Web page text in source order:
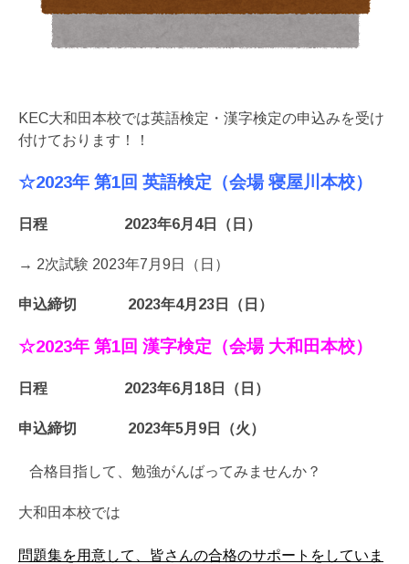
KEC大和田本校では英語検定・漢字検定の申込みを受け
付けております！！
☆2023年 第1回 英語検定（会場 寝屋川本校）
日程 2023年6月4日（日）
→ 2次試験 2023年7月9日（日）
申込締切 2023年4月23日（日）
☆2023年 第1回 漢字検定（会場 大和田本校）
日程 2023年6月18日（日）
申込締切 2023年5月9日（火）
合格目指して、勉強がんばってみませんか？
大和田本校では
問題集を用意して、皆さんの合格のサポートをしていま